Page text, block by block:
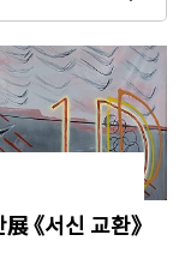
《서신 교환》